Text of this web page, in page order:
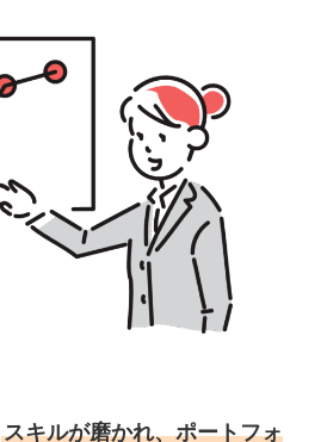
スキルが磨かれ、ポートフォ